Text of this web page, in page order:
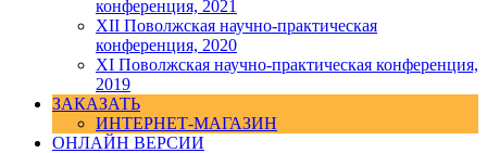
конференция, 2021
ХII Поволжская научно-практическая
конференция, 2020
XI Поволжская научно-практическая конференция,
2019
ЗАКАЗАТЬ
ИНТЕРНЕТ-МАГАЗИН
ОНЛАЙН ВЕРСИИ